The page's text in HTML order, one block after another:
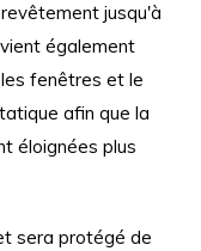
jusqu'à
également
fenêtres et le
afin que la
éloignées plus
sera protégé de